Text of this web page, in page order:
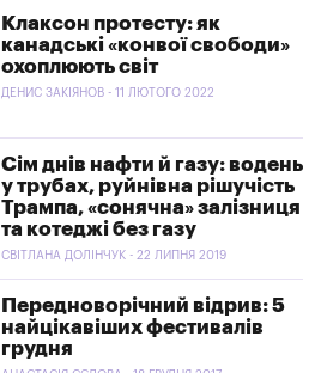
Клаксон протесту: як
канадські «конвої свободи»
охоплюють світ
ДЕНИС ЗАКІЯНОВ - 11 ЛЮТОГО 2022
Сім днів нафти й газу: водень
у трубах, руйнівна рішучість
Трампа, «сонячна» залізниця
та котеджі без газу
СВІТЛАНА ДОЛІНЧУК - 22 ЛИПНЯ 2019
Передноворічний відрив: 5
найцікавіших фестивалів
грудня